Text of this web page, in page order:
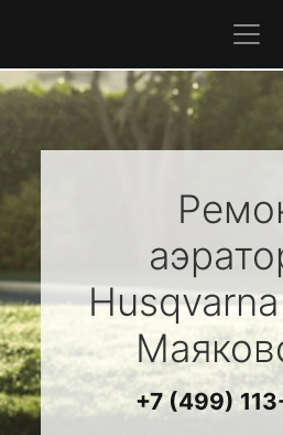
Husqvarna
+7 (499)